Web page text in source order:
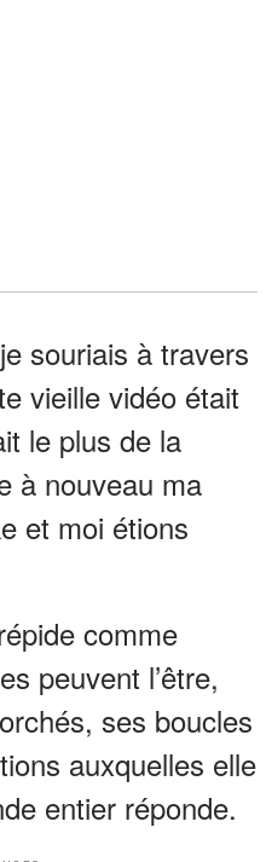
souriais à travers
vieille vidéo était
le plus de la
à nouveau ma
et moi étions
comme
peuvent l’être,
ses boucles
auxquelles elle
entier réponde.